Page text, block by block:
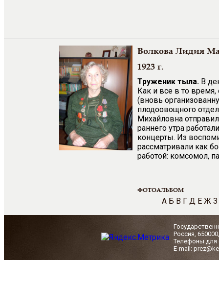
Волкова Лидия
1923 г.
Труженик тыла. В
Как и все в то
(вновь
плодоовощного
Михайловна
раннего утра
концерты. Из
рассматривали как
работой: комсомол,
ФОТОАЛЬБОМ
А Б В Г Д Е Ж З
Россия,
Телефоны для
E-mail: